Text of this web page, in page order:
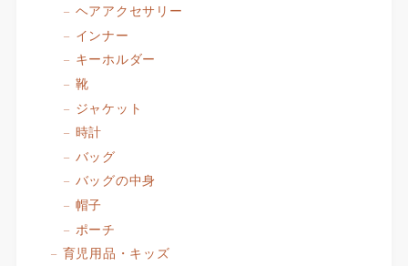
ヘアアクセサリー
インナー
キーホルダー
靴
ジャケット
時計
バッグ
バッグの中身
帽子
ポーチ
育児用品・キッズ